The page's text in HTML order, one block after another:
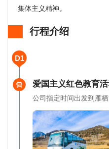
集体主义精神。
行程介绍
D1
爱国主义红色教育
公司指定时间出发到雁